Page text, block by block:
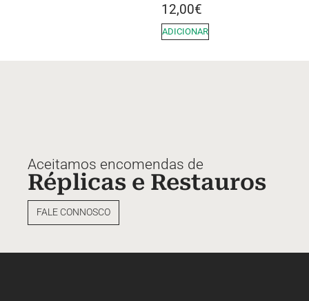
12,00€
ADICIONAR
Aceitamos encomendas de
Réplicas e Restauros
FALE CONNOSCO